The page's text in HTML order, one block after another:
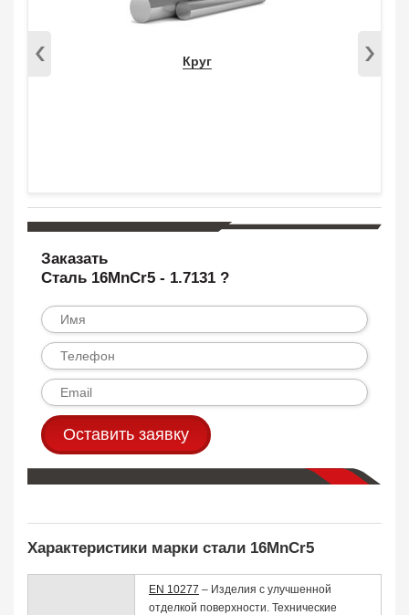
Круг
Заказать
Сталь 16MnCr5 - 1.7131 ?
Оставить заявку
Характеристики марки стали 16MnCr5
EN 10277 – Изделия с улучшенной
отделкой поверхности. Технические